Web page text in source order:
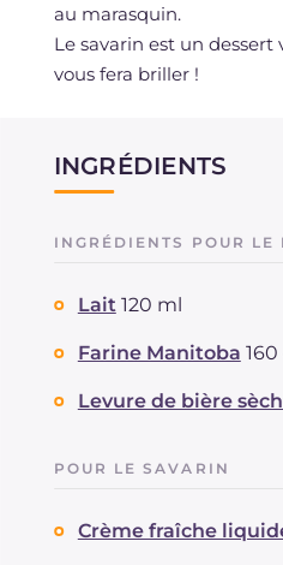
au marasquin.
Le savarin est un
vous fera briller !
INGRÉDIENTS
INGRÉDIENTS POUR LE
Lait 120 ml
Farine Manitoba 160
Levure de bière
POUR LE SAVARIN
Crème fraîche